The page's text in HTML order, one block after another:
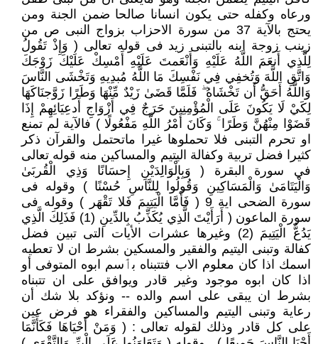
ورعاه وكفله حتى يكون انسانا صالحا ضمن الجنة ومن
يحتج بالآية 37 من سورة الاحزاب بزواج النبى ص من
زينب زوجة ابنه بالتبنى زيد فى قوله تعالى ( وَإِذْ تَقُولُ
لِلَّذِي أَنعَمَ اللَّهُ عَلَيْهِ وَأَنْعَمتَ عَلَيْهِ أَمْسِكْ عَلَيْكَ زَوْجَكَ
وَاتَّقِ اللَّهَ وَتُخفِي فِي نَفْسِكَ مَا اللَّهُ مُبدِيهِ وَتَخْشَى النَّاسَ
وَاللَّهُ أَحَقُّ أَن تَخْشَاهُ ۖ فَلَمَّا قَضَىٰ زَيْدٌ مِّنْهَا وَطَرًا زَوَّجنَاكَهَا
لِكَيْ لَا يَكُونَ عَلَى الْمُؤْمِنِينَ حَرَجٌ فِي أَزْوَاجِ أَدعِيَائِهِمْ إِذَا
قَضَوْا مِنْهُنَّ وَطَرًا ۚ وَكَانَ أَمْرُ اللَّهِ مَفْعُولًا ) فالآية لم تمنع
او تحرم التبنى فلا تحملوها غيرا ماتحتمل والقرآن ذكر
كثيرا فضل تربية وكفالة اليتيم والمساكين منه قوله تعالى
في سورة البقرة ( وَبِالْوَالِدَيْنِ إِحسَانًا وَذِي الْقُربَىٰ
وَالْيَتَامَىٰ وَالْمَسَاكِينِ وَقُولُوا لِلنَّاسِ حُسْنًا ) وقوله فى
سورة الضحى اية 9 ( فَأَمَّا الْيَتِيمَ فَلا تَقْهَر ) وقوله فى
سورة الماعون ( أَرَأَيْتَ الَّذِي يُكَذِّبُ بِالدِّينِ (1) فَذَلِكَ الَّذِي
يَدُعُّ الْيَتِيمَ (2) وغيرها عشرات الأيات التى تبين فضل
كفالة وتبنى اليتيم والفقير والمسكين بشرط ان لا تعطيه
اسمك اذا كان معلوم الاب فتتبناه بٲسم ابوه المتوفى أو
اذا كان ابوه موجود وغير قادر ويوافق على ان تتبناه
بشرط ان يبقى على اسم والده -- ونؤكد بلا شك أن
رعاية وتبنى اليتيم والمساكين والفقراء هو فرض عين
على كل قادر وذلك لقوله تعالى : ( وَمَنْ أَحْيَاهَا فَكَأَنَّمَا